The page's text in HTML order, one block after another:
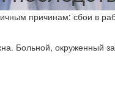
причинам: сбои в
Больной, окруженный